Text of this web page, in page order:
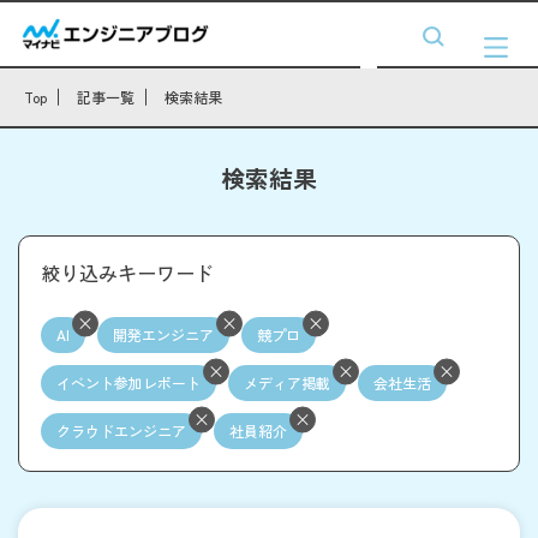
Top 記事一覧 検索結果
検索結果
絞り込みキーワード
AI 開発エンジニア 競プロ
イベント参加レポート メディア掲載 会社生活
クラウドエンジニア 社員紹介